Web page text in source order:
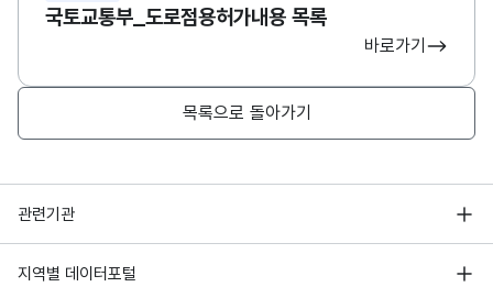
국토교통부_도로점용허가내용 목록
바로가기
목록으로 돌아가기
관련기관
행정안전부
한국지능정보사회진흥원
지역별 데이터포털
서울 열린데이터광장